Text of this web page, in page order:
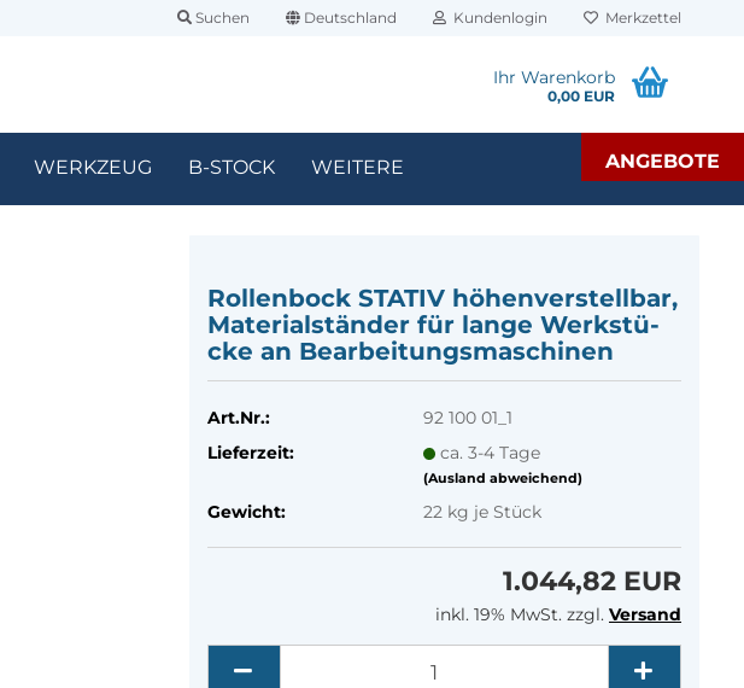
Suchen Deutschland Kundenlogin Merkzettel
Ihr Warenkorb
0,00 EUR
WERKZEUG B-STOCK ANGEBOTE
WEITERE
Rol­len­bock STA­TIV hö­hen­ver­stell­bar,
Ma­te­ri­al­stän­der für lange Werk­stü­
cke an Be­ar­bei­tungs­ma­schi­nen
Art.Nr.:
92 100 01_1
Lieferzeit:
ca. 3-4 Tage
(Ausland abweichend)
Gewicht: 22 kg je Stück
1.044,82 EUR
inkl. 19% MwSt. zzgl. Versand